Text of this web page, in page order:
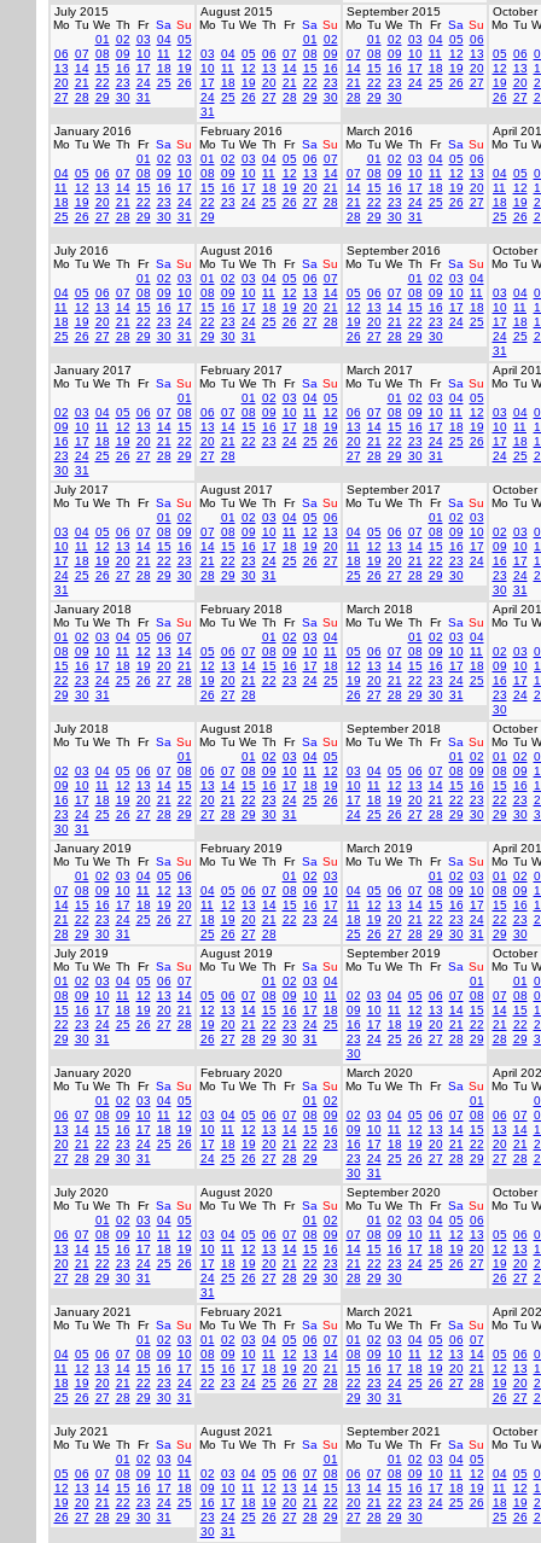
July 2015
Mo Tu We Th Fr Sa Su
01
02 03 04 05
06 07 08 09 10 11
12
13
14 15 16 17 18
19
20 21 22 23 24 25 26
27 28 29 30 31
August 2015
Mo Tu We Th Fr Sa Su
01
02
03 04 05 06 07 08 09
10 11 12 13 14 15 16
17
18 19 20 21 22 23
24 25 26 27 28 29 30
31
September 2015
Mo Tu We Th Fr Sa Su
01
02 03 04 05 06
07 08 09 10 11 12
13
14 15 16 17 18 19 20
21
22 23 24 25 26 27
28 29 30
October
Mo Tu
05 06
12
13
19 20
26 27
January 2016
Mo Tu We Th Fr Sa Su
01
02 03
04 05 06 07 08 09
10
11
12 13 14 15 16
17
18
19 20 21 22 23 24
25 26 27 28 29 30 31
February 2016
Mo Tu We Th Fr Sa Su
01
02 03 04 05 06 07
08 09 10 11 12 13
14
15 16 17 18 19 20 21
22 23 24 25 26 27 28
29
March 2016
Mo Tu We Th Fr Sa Su
01
02 03 04 05 06
07 08 09 10 11 12
13
14 15 16 17 18 19 20
21
22 23 24 25 26 27
28 29 30 31
April
Mo Tu
04 05
11
12
18
19
25 26
July 2016
Mo Tu We Th Fr Sa Su
01
02 03
04 05 06 07 08 09
10
11
12 13 14 15 16
17
18
19 20 21 22 23 24
25 26 27 28 29 30 31
August 2016
Mo Tu We Th Fr Sa Su
01
02 03 04 05 06 07
08 09 10 11 12 13
14
15 16 17 18 19 20 21
22 23 24 25 26 27 28
29 30 31
September 2016
Mo Tu We Th Fr Sa Su
01
02 03 04
05 06 07 08 09 10 11
12
13 14 15 16 17
18
19 20 21 22 23 24 25
26 27 28 29 30
October
Mo Tu
03 04
10 11
17
18
24 25
31
January 2017
Mo Tu We Th Fr Sa Su
01
02 03 04 05 06 07 08
09
10 11 12 13 14 15
16
17 18 19 20 21
22
23 24 25 26 27 28 29
30 31
February 2017
Mo Tu We Th Fr Sa Su
01
02 03 04 05
06 07 08 09 10 11
12
13
14 15 16 17 18
19
20 21 22 23 24 25 26
27 28
March 2017
Mo Tu We Th Fr Sa Su
01
02 03 04 05
06 07 08 09 10 11
12
13
14 15 16 17 18
19
20 21 22 23 24 25 26
27 28 29 30 31
April
Mo Tu
03 04
10 11
17
18
24 25
July 2017
Mo Tu We Th Fr Sa Su
01
02
03 04 05 06 07 08 09
10 11 12 13 14 15 16
17
18 19 20 21 22 23
24 25 26 27 28 29 30
31
August 2017
Mo Tu We Th Fr Sa Su
01
02 03 04 05 06
07 08 09 10 11 12
13
14 15 16 17 18 19 20
21
22 23 24 25 26 27
28 29 30 31
September 2017
Mo Tu We Th Fr Sa Su
01
02 03
04 05 06 07 08 09
10
11
12 13 14 15 16
17
18
19 20 21 22 23 24
25 26 27 28 29 30
October
Mo Tu
02 03
09
10
16
17
23 24
30 31
January 2018
Mo Tu We Th Fr Sa Su
01
02 03 04 05 06 07
08 09 10 11 12 13
14
15 16 17 18 19 20 21
22 23 24 25 26 27 28
29 30 31
February 2018
Mo Tu We Th Fr Sa Su
01
02 03 04
05 06 07 08 09 10 11
12
13 14 15 16 17
18
19 20 21 22 23 24 25
26 27 28
March 2018
Mo Tu We Th Fr Sa Su
01
02 03 04
05 06 07 08 09 10 11
12
13 14 15 16 17
18
19 20 21 22 23 24 25
26 27 28 29 30 31
April
Mo Tu
02 03
09
10
16
17
23 24
30
July 2018
Mo Tu We Th Fr Sa Su
01
02 03 04 05 06 07 08
09
10 11 12 13 14 15
16
17 18 19 20 21
22
23 24 25 26 27 28 29
30 31
August 2018
Mo Tu We Th Fr Sa Su
01
02 03 04 05
06 07 08 09 10 11
12
13
14 15 16 17 18
19
20 21 22 23 24 25 26
27 28 29 30 31
September 2018
Mo Tu We Th Fr Sa Su
01
02
03 04 05 06 07 08 09
10 11 12 13 14 15 16
17
18 19 20 21 22 23
24 25 26 27 28 29 30
October
Mo Tu
01
02
08 09
15 16
22 23
29 30
January 2019
Mo Tu We Th Fr Sa Su
01
02 03 04 05 06
07 08 09 10 11 12
13
14 15 16 17 18 19 20
21
22 23 24 25 26 27
28 29 30 31
February 2019
Mo Tu We Th Fr Sa Su
01
02 03
04 05 06 07 08 09
10
11
12 13 14 15 16
17
18
19 20 21 22 23 24
25 26 27 28
March 2019
Mo Tu We Th Fr Sa Su
01
02 03
04 05 06 07 08 09
10
11
12 13 14 15 16
17
18
19 20 21 22 23 24
25 26 27 28 29 30 31
April
Mo Tu
01
02
08 09
15 16
22 23
29 30
July 2019
Mo Tu We Th Fr Sa Su
01
02 03 04 05 06 07
08 09 10 11 12 13
14
15 16 17 18 19 20 21
22 23 24 25 26 27 28
29 30 31
August 2019
Mo Tu We Th Fr Sa Su
01
02 03 04
05 06 07 08 09 10 11
12
13 14 15 16 17
18
19 20 21 22 23 24 25
26 27 28 29 30 31
September 2019
Mo Tu We Th Fr Sa Su
01
02 03 04 05 06 07 08
09
10 11 12 13 14 15
16
17 18 19 20 21
22
23 24 25 26 27 28 29
30
October
Mo Tu
01
07 08
14 15
21
22
28 29
January 2020
Mo Tu We Th Fr Sa Su
01
02 03 04 05
06 07 08 09 10 11
12
13
14 15 16 17 18
19
20 21 22 23 24 25 26
27 28 29 30 31
February 2020
Mo Tu We Th Fr Sa Su
01
02
03 04 05 06 07 08 09
10 11 12 13 14 15 16
17
18 19 20 21 22 23
24 25 26 27 28 29
March 2020
Mo Tu We Th Fr Sa Su
01
02 03 04 05 06 07 08
09
10 11 12 13 14 15
16
17 18 19 20 21
22
23 24 25 26 27 28 29
30 31
April
Mo Tu
06 07
13
14
20 21
27 28
July 2020
Mo Tu We Th Fr Sa Su
01
02 03 04 05
06 07 08 09 10 11
12
13
14 15 16 17 18
19
20 21 22 23 24 25 26
27 28 29 30 31
August 2020
Mo Tu We Th Fr Sa Su
01
02
03 04 05 06 07 08 09
10 11 12 13 14 15 16
17
18 19 20 21 22 23
24 25 26 27 28 29 30
31
September 2020
Mo Tu We Th Fr Sa Su
01
02 03 04 05 06
07 08 09 10 11 12
13
14 15 16 17 18 19 20
21
22 23 24 25 26 27
28 29 30
October
Mo Tu
05 06
12
13
19 20
26 27
January 2021
Mo Tu We Th Fr Sa Su
01
02 03
04 05 06 07 08 09
10
11
12 13 14 15 16
17
18
19 20 21 22 23 24
25 26 27 28 29 30 31
February 2021
Mo Tu We Th Fr Sa Su
01
02 03 04 05 06 07
08 09 10 11 12 13
14
15 16 17 18 19 20 21
22 23 24 25 26 27 28
March 2021
Mo Tu We Th Fr Sa Su
01
02 03 04 05 06 07
08 09 10 11 12 13
14
15 16 17 18 19 20 21
22 23 24 25 26 27 28
29 30 31
April
Mo Tu
05 06
12
13
19 20
26 27
July 2021
Mo Tu We Th Fr Sa Su
01
02 03 04
05 06 07 08 09 10 11
12
13 14 15 16 17
18
19 20 21 22 23 24 25
26 27 28 29 30 31
August 2021
Mo Tu We Th Fr Sa Su
01
02 03 04 05 06 07 08
09
10 11 12 13 14 15
16
17 18 19 20 21
22
23 24 25 26 27 28 29
30 31
September 2021
Mo Tu We Th Fr Sa Su
01
02 03 04 05
06 07 08 09 10 11
12
13
14 15 16 17 18
19
20 21 22 23 24 25 26
27 28 29 30
October
Mo Tu
04 05
11
12
18
19
25 26